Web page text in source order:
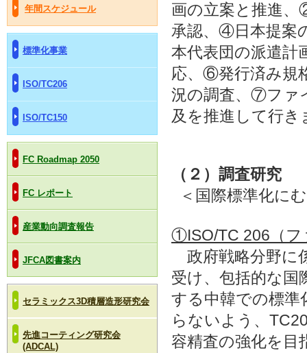
年間スケジュール
標準化事業
ISO/TC206
ISO/TC150
FC Roadmap 2050
FC レポート
産業動向調査報告
JFCA図書案内
セラミックス3D積層造形研究会
先進コーティング研究会
(ADCAL)
画の立案と推進
承認、④日本提案
本代表団の派遣計
応、⑥発行済み規
況の調査、⑦ファ
及を推進して行き
（２）調査研究
＜国際標準化に
①ISO/TC 206（フ
政府戦略分野に
受け、包括的な国
する中韓での標準
らないよう、
容精査の強化を